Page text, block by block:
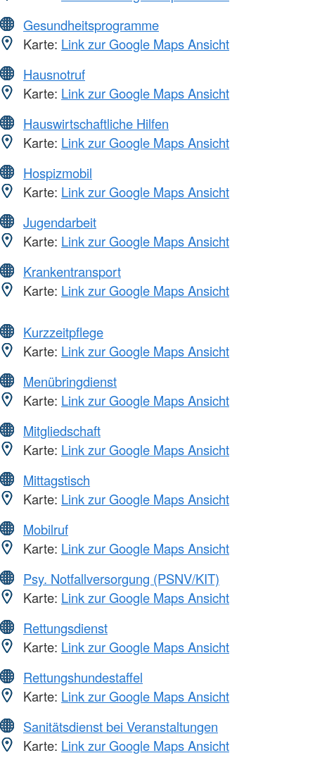
Gesundheitsprogramme
Karte: Link zur Google Maps Ansicht
Hausnotruf
Karte: Link zur Google Maps Ansicht
Hauswirtschaftliche Hilfen
Karte: Link zur Google Maps Ansicht
Hospizmobil
Karte: Link zur Google Maps Ansicht
Jugendarbeit
Karte: Link zur Google Maps Ansicht
Krankentransport
Karte: Link zur Google Maps Ansicht
Kurzzeitpflege
Karte: Link zur Google Maps Ansicht
Menübringdienst
Karte: Link zur Google Maps Ansicht
Mitgliedschaft
Karte: Link zur Google Maps Ansicht
Mittagstisch
Karte: Link zur Google Maps Ansicht
Mobilruf
Karte: Link zur Google Maps Ansicht
Psy. Notfallversorgung (PSNV/KIT)
Karte: Link zur Google Maps Ansicht
Rettungsdienst
Karte: Link zur Google Maps Ansicht
Rettungshundestaffel
Karte: Link zur Google Maps Ansicht
Sanitätsdienst bei Veranstaltungen
Karte: Link zur Google Maps Ansicht